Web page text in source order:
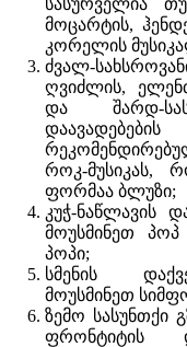
სასურველია
მოცარტის,
კორელის
ძვალ-
ღვიძლის,
და შარდ-
როკ-მუსიკას,
ფორმაა ბლუზი;
კუჭ-ნაწლავის
მოუსმინეთ პოპ
პოპი;
სმენის
მოუსმინეთ
ზემო სასუნთქი
ფრონტიტის